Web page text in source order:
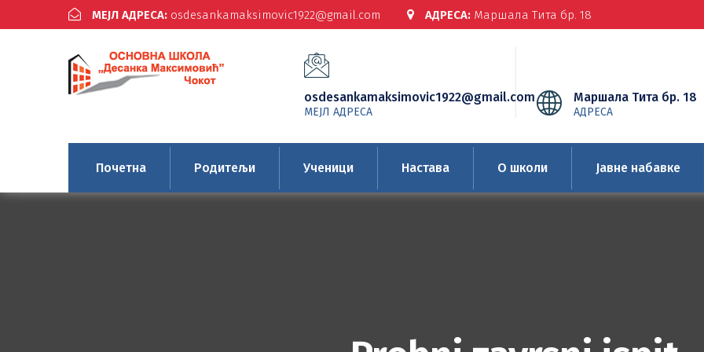
МЕЈЛ АДРЕСА: osdesankamaksimovic1922@gmail.com АДРЕСА: Маршала Тита бр. 18
osdesankamaksimovic1922@gmail.com
МЕЈЛ АДРЕСА
Маршала Тита бр. 18
АДРЕСА
Почетна Родитељи Ученици Настава О школи Јавне набавке